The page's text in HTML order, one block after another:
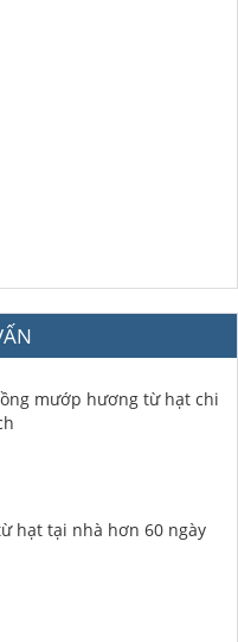
mướp hương từ hạt chi
hạt tại nhà hơn 60 ngày